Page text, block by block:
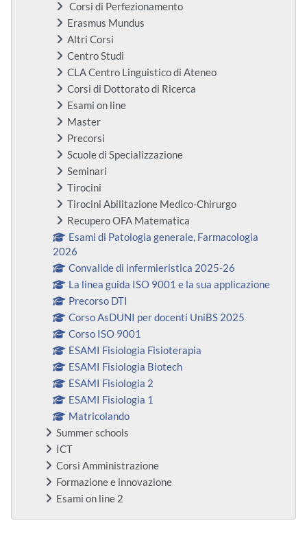
Corsi di Perfezionamento
Erasmus Mundus
Altri Corsi
Centro Studi
CLA Centro Linguistico di Ateneo
Corsi di Dottorato di Ricerca
Esami on line
Master
Precorsi
Scuole di Specializzazione
Seminari
Tirocini
Tirocini Abilitazione Medico-Chirurgo
Recupero OFA Matematica
Esami di Patologia generale, Farmacologia
2026
Convalide di infermieristica 2025-26
La linea guida ISO 9001 e la sua applicazione
Precorso DTI
Corso AsDUNI per docenti UniBS 2025
Corso ISO 9001
ESAMI Fisiologia Fisioterapia
ESAMI Fisiologia Biotech
ESAMI Fisiologia 2
ESAMI Fisiologia 1
Matricolando
Summer schools
ICT
Corsi Amministrazione
Formazione e innovazione
Esami on line 2